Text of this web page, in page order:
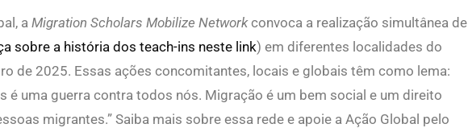
a Migration Scholars Mobilize Networkconvoca a realização simultânea de
sobre a história dos teach-ins neste link) em diferentes localidades do
de 2025. Essas ações concomitantes, locais e globais têm como lema:
é uma guerra contra todos nós. Migração é um bem social e um direito
migrantes.” Saiba mais sobre essa rede e apoie a Ação Global pelo